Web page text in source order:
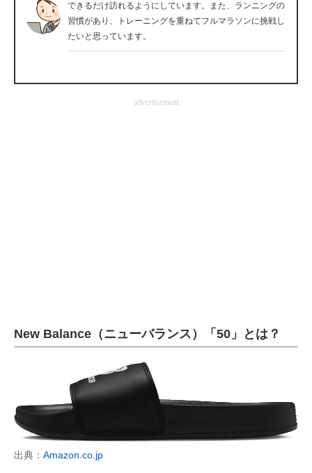
企業向けIT製品の総合サイト
IT製品の技術・比較・事例
製造業のIT導入・活用を支援
できるだけ訪れるようにしています。また、ランニングの
習慣があり、トレーニングを重ねてフルマラソンに挑戦し
たいと思っています。
advertisement
New Balance（ニューバランス）「50」とは？
出典： Amazon.co.jp